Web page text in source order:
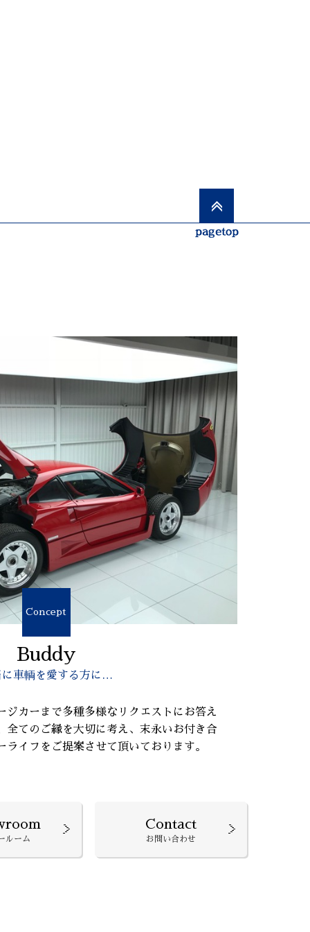
Concept
Buddy
に車輌を愛する方に…
ジカーまで多種多様なリクエストにお答え
全てのご縁を大切に考え、末永いお付き合
ライフをご提案させて頂いております。
ルーム
Contact
お問い合わせ